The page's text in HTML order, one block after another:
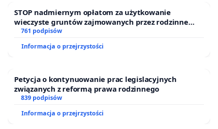
STOP nadmiernym opłatom za użytkowanie
wieczyste gruntów zajmowanych przez rodzinne
ogrody działkowe.
761 podpisów
Informacja o przejrzystości
Petycja o kontynuowanie prac legislacyjnych
związanych z reformą prawa rodzinnego
839 podpisów
Informacja o przejrzystości